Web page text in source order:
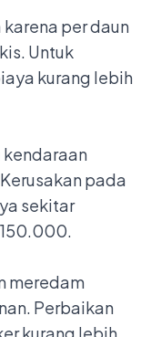
per daun
Untuk
kurang lebih
pada
sekitar
meredam
Perbaikan
kurang lebih